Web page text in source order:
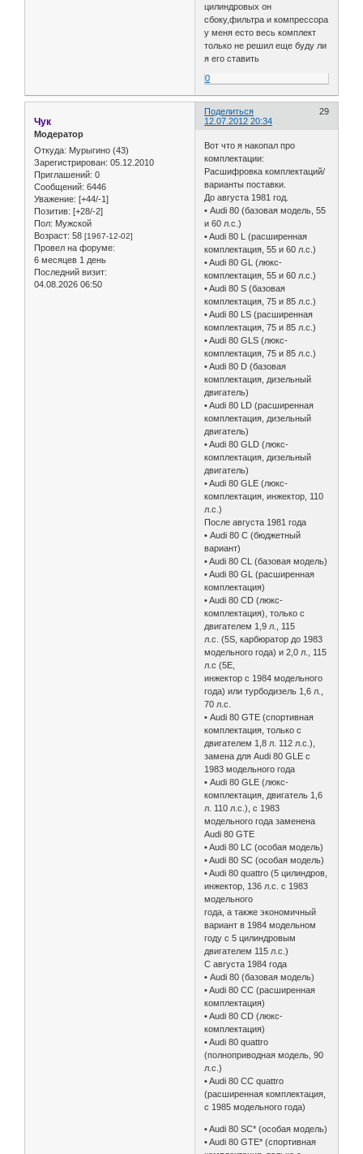
цилиндровых он
сбоку,фильтра и компрессора
у меня есто весь комплект
только не решил еще буду ли
я его ставить
0
Поделиться
29
12.07.2012 20:34
Чук
Модератор
Откуда: Мурыгино (43)
Зарегистрирован: 05.12.2010
Приглашений: 0
Сообщений: 6446
Уважение: [+44/-1]
Позитив: [+28/-2]
Пол: Мужской
Возраст: 58 [1967-12-02]
Провел на форуме:
6 месяцев 1 день
Последний визит:
04.08.2026 06:50
Вот что я накопал про
комплектации:
Расшифровка комплектаций/
варианты поставки.
До августа 1981 год.
• Audi 80 (базовая модель, 55
и 60 л.с.)
• Audi 80 L (расширенная
комплектация, 55 и 60 л.с.)
• Audi 80 GL (люкс-
комплектация, 55 и 60 л.с.)
• Audi 80 S (базовая
комплектация, 75 и 85 л.с.)
• Audi 80 LS (расширенная
комплектация, 75 и 85 л.с.)
• Audi 80 GLS (люкс-
комплектация, 75 и 85 л.с.)
• Audi 80 D (базовая
комплектация, дизельный
двигатель)
• Audi 80 LD (расширенная
комплектация, дизельный
двигатель)
• Audi 80 GLD (люкс-
комплектация, дизельный
двигатель)
• Audi 80 GLE (люкс-
комплектация, инжектор, 110
л.с.)
После августа 1981 года
• Audi 80 C (бюджетный
вариант)
• Audi 80 CL (базовая модель)
• Audi 80 GL (расширенная
комплектация)
• Audi 80 CD (люкс-
комплектация), только с
двигателем 1,9 л., 115
л.с. (5S, карбюратор до 1983
модельного года) и 2,0 л., 115
л.с (5E,
инжектор с 1984 модельного
года) или турбодизель 1,6 л.,
70 л.с.
• Audi 80 GTE (спортивная
комплектация, только с
двигателем 1,8 л. 112 л.с.),
замена для Audi 80 GLE с
1983 модельного года
• Audi 80 GLE (люкс-
комплектация, двигатель 1,6
л. 110 л.с.), с 1983
модельного года заменена
Audi 80 GTE
• Audi 80 LC (особая модель)
• Audi 80 SC (особая модель)
• Audi 80 quattro (5 цилиндров,
инжектор, 136 л.с. с 1983
модельного
года, а также экономичный
вариант в 1984 модельном
году с 5 цилиндровым
двигателем 115 л.с.)
С августа 1984 года
• Audi 80 (базовая модель)
• Audi 80 CC (расширенная
комплектация)
• Audi 80 CD (люкс-
комплектация)
• Audi 80 quattro
(полноприводная модель, 90
л.с.)
• Audi 80 CC quattro
(расширенная комплектация,
с 1985 модельного года)
• Audi 80 SC* (особая модель)
• Audi 80 GTE* (спортивная